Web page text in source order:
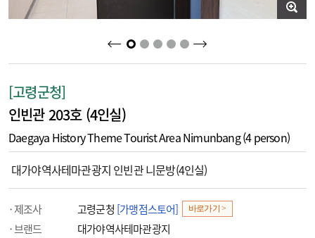
2 3 4 5
[고령군청]
인빈관 203호 (4인실)
Daegaya History Theme Tourist Area Nimunbang (4 person)
대가야역사테마관광지 인빈관 니문방(4인실)
제조사 고령군청 [가맹점스토어] 바로가기 >
브랜드
대가야역사테마관광지